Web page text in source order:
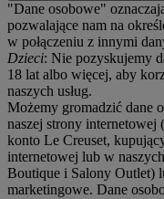
"Dane osobowe"
pozwalające nam na
w połączeniu z innymi
Dzieci: Nie pozyskujemy
18 lat albo więcej, aby
naszych usług.
Możemy gromadzić dane
naszej strony internetowej
konto Le Creuset,
internetowej lub w
Boutique i Salony Outlet)
marketingowe. Dane